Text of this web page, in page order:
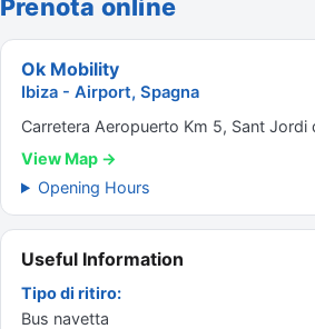
Prenota online
Ok Mobility
Ibiza - Airport, Spagna
Carretera Aeropuerto Km 5, Sant Jordi
View Map →
Opening Hours
Useful Information
Tipo di ritiro:
Bus navetta